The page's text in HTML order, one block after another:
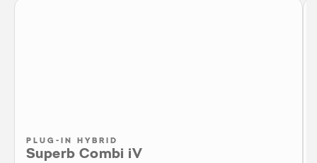
PLUG-IN HYBRID
Superb Combi iV